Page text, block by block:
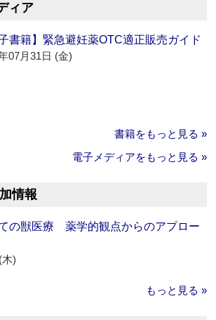
ィア
子書籍】緊急避妊薬OTC適正販売ガイド
07月31日 (金)
書籍をもっと見る »
電子メディアをもっと見る »
情報
ての獣医療 薬学的観点からのアプロー
)
もっと見る »